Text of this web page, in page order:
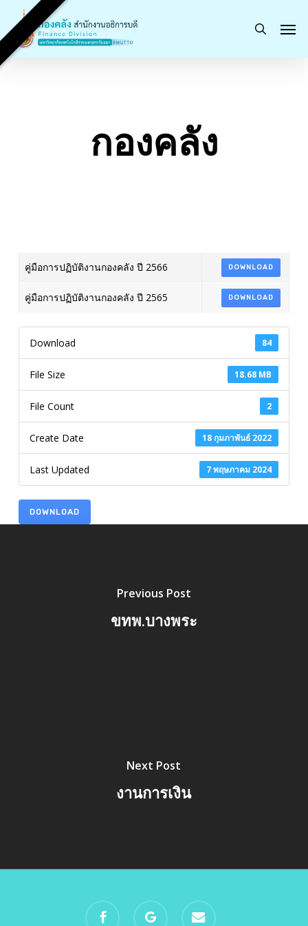
main
content
search
กองคลัง
คู่มือการปฏิบัติงานกองคลัง ปี 2566 DOWNLOAD
คู่มือการปฏิบัติงานกองคลัง ปี 2565 DOWNLOAD
84
Download
18.68 MB
File Size
2
File Count
18 กุมภาพันธ์ 2022
Create Date
7 พฤษภาคม 2024
Last Updated
DOWNLOAD
Previous Post
ขทพ.บางพระ
Next Post
งานการเงิน
facebook
google-
plus
email